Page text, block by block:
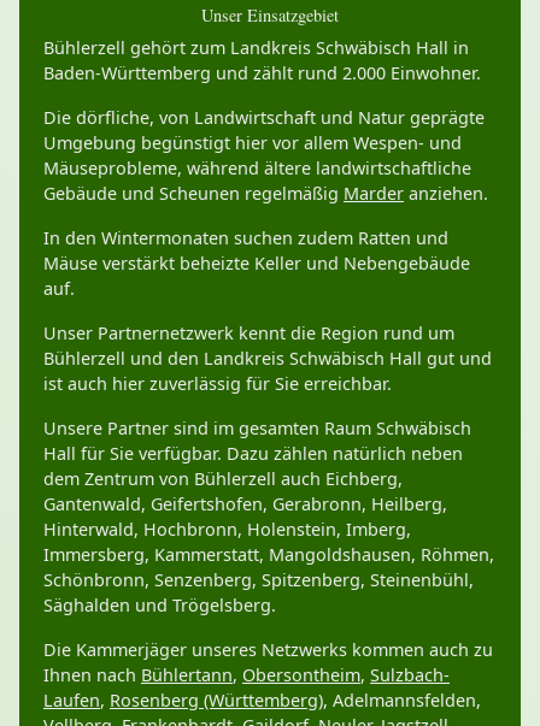
Unser Einsatzgebiet
Bühlerzell gehört zum Landkreis Schwäbisch Hall in
Baden-Württemberg und zählt rund 2.000 Einwohner.
Die dörfliche, von Landwirtschaft und Natur geprägte
Umgebung begünstigt hier vor allem Wespen- und
Mäuseprobleme, während ältere landwirtschaftliche
Gebäude und Scheunen regelmäßig Marder anziehen.
In den Wintermonaten suchen zudem Ratten und
Mäuse verstärkt beheizte Keller und Nebengebäude
auf.
Unser Partnernetzwerk kennt die Region rund um
Bühlerzell und den Landkreis Schwäbisch Hall gut und
ist auch hier zuverlässig für Sie erreichbar.
Unsere Partner sind im gesamten Raum Schwäbisch
Hall für Sie verfügbar. Dazu zählen natürlich neben
dem Zentrum von Bühlerzell auch Eichberg,
Gantenwald, Geifertshofen, Gerabronn, Heilberg,
Hinterwald, Hochbronn, Holenstein, Imberg,
Immersberg, Kammerstatt, Mangoldshausen, Röhmen,
Schönbronn, Senzenberg, Spitzenberg, Steinenbühl,
Säghalden und Trögelsberg.
Die Kammerjäger unseres Netzwerks kommen auch zu
Ihnen nach Bühlertann, Obersontheim, Sulzbach-
Laufen, Rosenberg (Württemberg), Adelmannsfelden,